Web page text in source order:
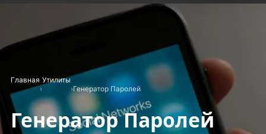
Главная
›
Утилиты
›Генератор Паролей
Генератор Паролей